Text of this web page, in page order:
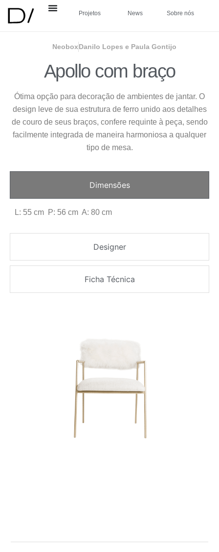
Projetos News Sobre nós
NeoboxDanilo Lopes e Paula Gontijo
Apollo com braço
Ótima opção para decoração de ambientes de jantar. O
design leve de sua estrutura de ferro unido aos detalhes
de couro de seus braços, confere requinte à peça, sendo
facilmente integrada de maneira harmoniosa a qualquer
tipo de mesa.
Dimensões
Designer
Ficha Técnica
L: 55 cm P: 56 cm A: 80 cm